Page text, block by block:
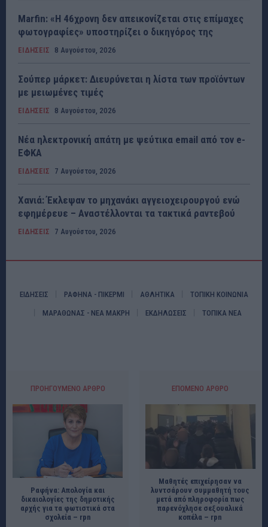
Marfin: «Η 46χρονη δεν απεικονίζεται στις επίμαχες
φωτογραφίες» υποστηρίζει ο δικηγόρος της
ΕΙΔΗΣΕΙΣ 8 Αυγούστου, 2026
Σούπερ μάρκετ: Διευρύνεται η λίστα των προϊόντων
με μειωμένες τιμές
ΕΙΔΗΣΕΙΣ 8 Αυγούστου, 2026
Νέα ηλεκτρονική απάτη με ψεύτικα email από τον e-
ΕΦΚΑ
ΕΙΔΗΣΕΙΣ 7 Αυγούστου, 2026
Χανιά: Έκλεψαν το μηχανάκι αγγειοχειρουργού ενώ
εφημέρευε – Αναστέλλονται τα τακτικά ραντεβού
ΕΙΔΗΣΕΙΣ 7 Αυγούστου, 2026
ΕΙΔΗΣΕΙΣ ΡΑΦΗΝΑ - ΠΙΚΕΡΜΙ ΑΘΛΗΤΙΚΑ ΤΟΠΙΚΗ ΚΟΙΝΩΝΙΑ
ΜΑΡΑΘΩΝΑΣ - ΝΕΑ ΜΑΚΡΗ ΕΚΔΗΛΩΣΕΙΣ ΤΟΠΙΚΑ ΝΕΑ
ΠΡΟΗΓΟΎΜΕΝΟ ΆΡΘΡΟ
Ραφήνα: Απολογία και
δικαιολογίες της δημοτικής
αρχής για τα φωτιστικά στα
σχολεία – rpn
ΕΠΌΜΕΝΟ ΆΡΘΡΟ
Μαθητές επιχείρησαν να
λυντσάρουν συμμαθητή τους
μετά από πληροφορία πως
παρενόχλησε σεξουαλικά
κοπέλα – rpn